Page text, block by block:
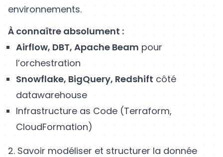
environnements.
À connaître absolument :
Airflow, DBT, Apache Beam pour
l’orchestration
Snowflake, BigQuery, Redshift côté
datawarehouse
Infrastructure as Code (Terraform,
CloudFormation)
2. Savoir modéliser et structurer la donnée